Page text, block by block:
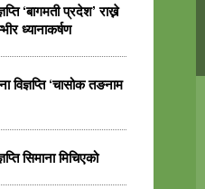
‘बागमती प्रदेश’ राख्ने
ध्यानाकर्षण
‘चासोक तङनाम
सिमाना मिचिएको